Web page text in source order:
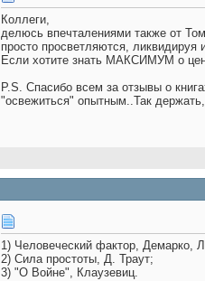
Коллеги,
делюсь впечталениями также от
просто просветляются,
Если хотите знать МАКСИМУМ о
P.S. Спасибо всем за отзывы о
"освежиться" опытным..Так
1) Человеческий фактор, Демарко,
2) Сила простоты, Д. Траут;
3) "О Войне", Клаузевиц.